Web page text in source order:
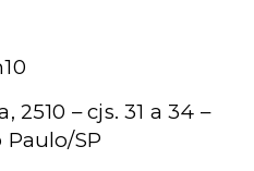
2510 – cjs. 31 a 34 –
SP